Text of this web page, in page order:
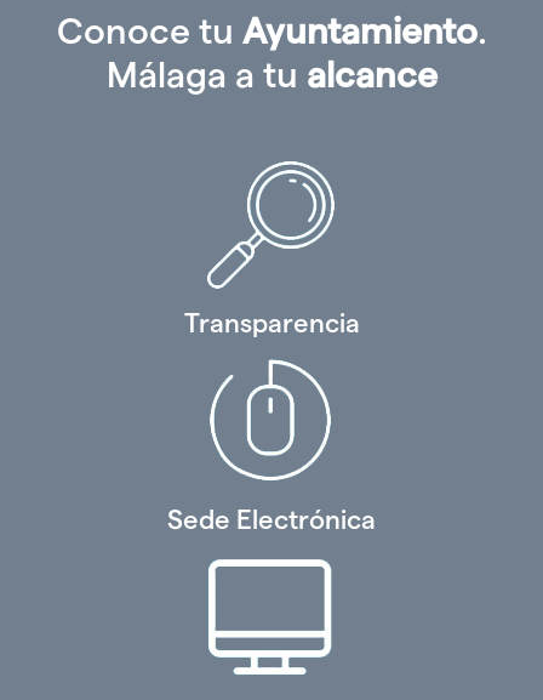
Conoce tu Ayuntamiento.
Málaga a tu alcance
Transparencia
Sede Electrónica